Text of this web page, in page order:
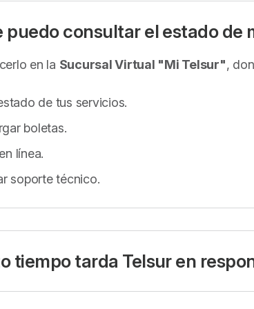
puedo consultar el estado de
en la Sucursal Virtual "Mi Telsur",
de tus servicios.
boletas.
línea.
soporte técnico.
tiempo tarda Telsur en